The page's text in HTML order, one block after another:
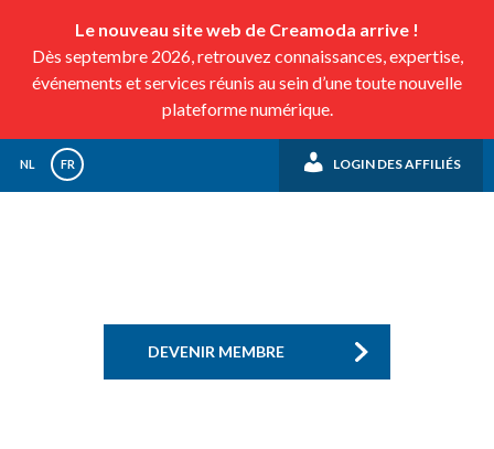
Le nouveau site web de Creamoda arrive !
Dès septembre 2026, retrouvez connaissances, expertise,
événements et services réunis au sein d’une toute nouvelle
plateforme numérique.
NL FR LOGIN DES AFFILIÉS
DEVENIR MEMBRE